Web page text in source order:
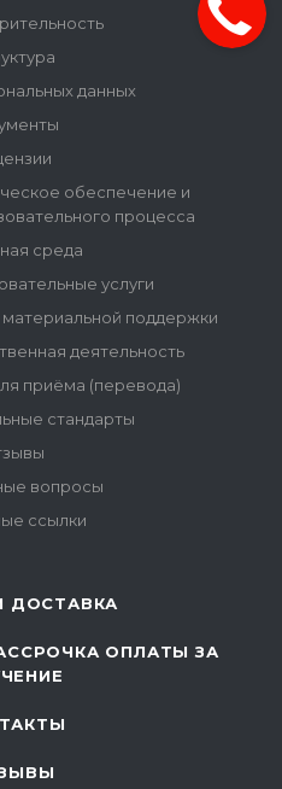
данных
обеспечение и
процесса
среда
услуги
поддержки
деятельность
приёма (перевода)
стандарты
вопросы
ссылки
ДОСТАВКА
ОПЛАТЫ ЗА